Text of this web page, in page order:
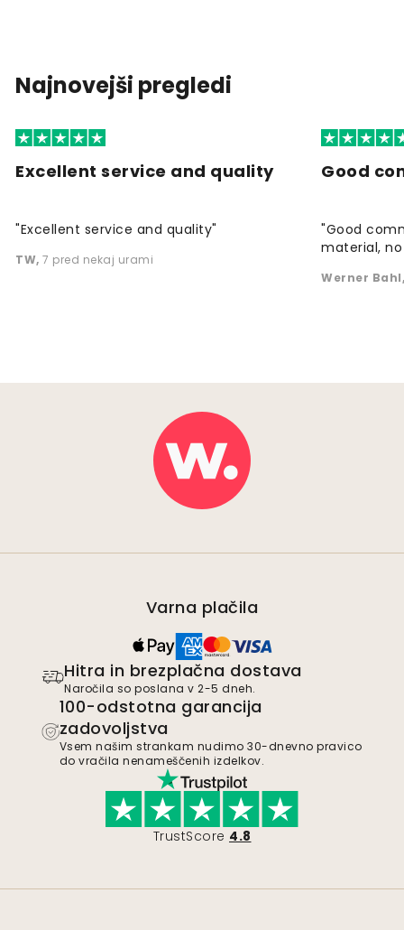
Najnovejši pregledi
Excellent service and quality
"Excellent service and quality"
TW, 7 pred nekaj urami
Good
"Good
material,
Werner Bahl
Varna plačila
Hitra in brezplačna dostava
Naročila so poslana v 2-5 dneh.
100-odstotna garancija
zadovoljstva
Vsem našim strankam nudimo 30-dnevno pravico
do vračila nenameščenih izdelkov.
TrustScore 4.8